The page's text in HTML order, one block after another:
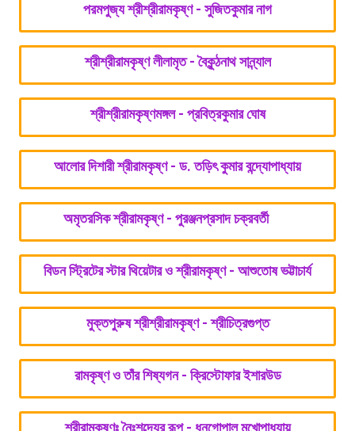
পরমপুজ্য শ্রীশ্রীরামকৃষ্ণ - সুজিতকুমার নাগ
শ্রীশ্রীরামকৃষ্ণ লীলামৃত - বৈকুন্ঠনাথ সান্ন্যাল
শ্রীশ্রীরামকৃষ্ণমঙ্গল - প্রবিত্রকুমার ঘোষ
আলোর দিশারী শ্রীরামকৃষ্ণ - ড. তড়িৎ কুমার বন্দ্যোপাধ্যায়
অমৃতরসিক শ্রীরামকৃষ্ণ - পুরঞ্জনপ্রসাদ চক্রবর্তী
বিডন স্ট্রিটের স্টার থিয়েটার ও শ্রীরামকৃষ্ণ - আশুতোষ ভট্টাচার্য
মুক্তপুরুষ শ্রীশ্রীরামকৃষ্ণ - শ্রীচিত্রগুপ্ত
রামকৃষ্ণ ও তাঁর শিষ্যগন - ক্রিস্টোফার ইশারউড
শ্রীরামকৃষ্ণঃ নৈঃশব্দ্যের রূপ - ধনগোপাল মুখোপাধ্যায়